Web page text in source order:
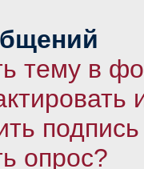
тему в
опрос?